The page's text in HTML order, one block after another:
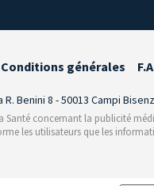
Conditions générales
R. Benini 8 - 50013 Campi
Santé concernant la publicité
les utilisateurs que les